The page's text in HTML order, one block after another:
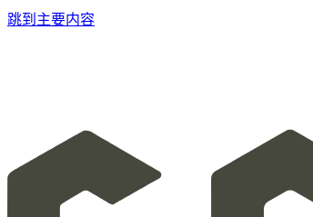
跳到主要内容